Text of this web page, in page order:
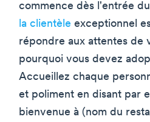
commence dès l'entrée
la clientèle exceptionnel
répondre aux attentes de
pourquoi vous devez
Accueillez chaque
et poliment en disant par
bienvenue à (nom du